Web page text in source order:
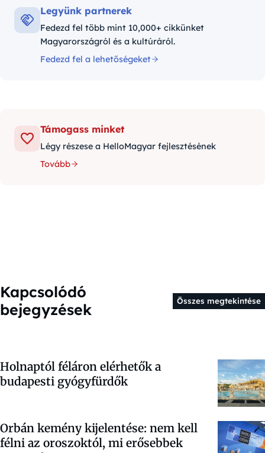
Legyünk partnerek
Fedezd fel több mint 10,000+ cikkünket
Magyarországról és a kultúráról.
Fedezd fel a lehetőségeket
Támogass minket
Légy részese a HelloMagyar fejlesztésének
Tovább
Kapcsolódó
bejegyzések
Összes megtekintése
Holnaptól féláron elérhetők a
budapesti gyógyfürdők
Orbán kemény kijelentése: nem kell
félni az oroszoktól, mi erősebbek